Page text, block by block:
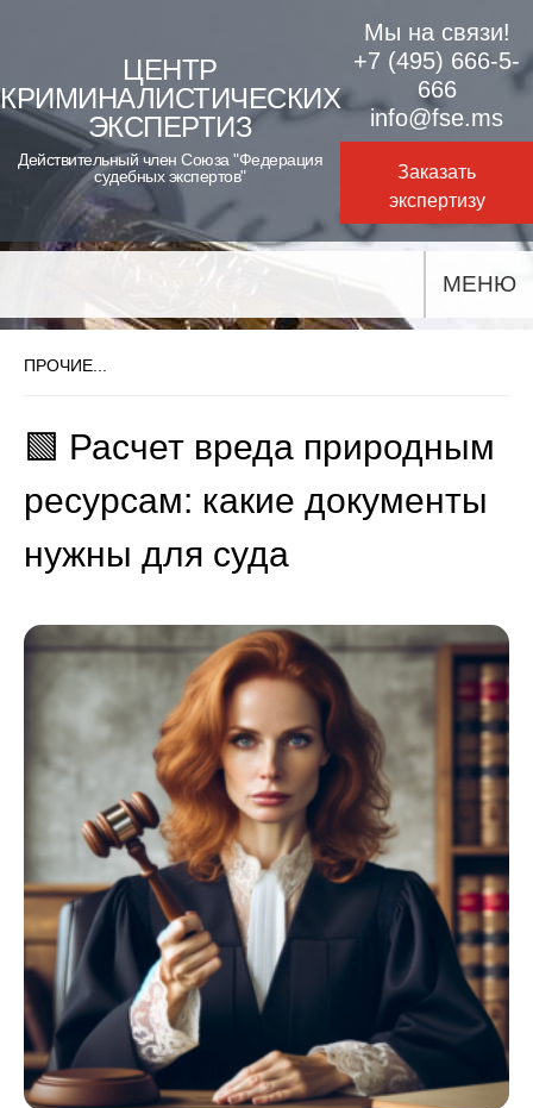
content
ЦЕНТР
КРИМИНАЛИСТИЧЕСКИХ
ЭКСПЕРТИЗ
Действительный член Союза "Федерация
судебных экспертов"
Мы на связи!
+7 (495) 666-5-
666
info@fse.ms
Заказать
экспертизу
МЕНЮ
ПРОЧИЕ...
🟩 Расчет вреда природным
ресурсам: какие документы
нужны для суда